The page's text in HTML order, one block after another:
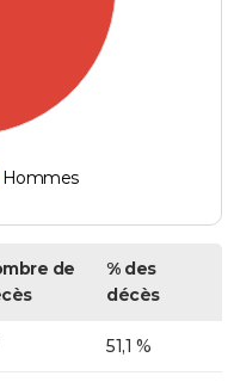
Hommes
de
% des
décès
51,1 %